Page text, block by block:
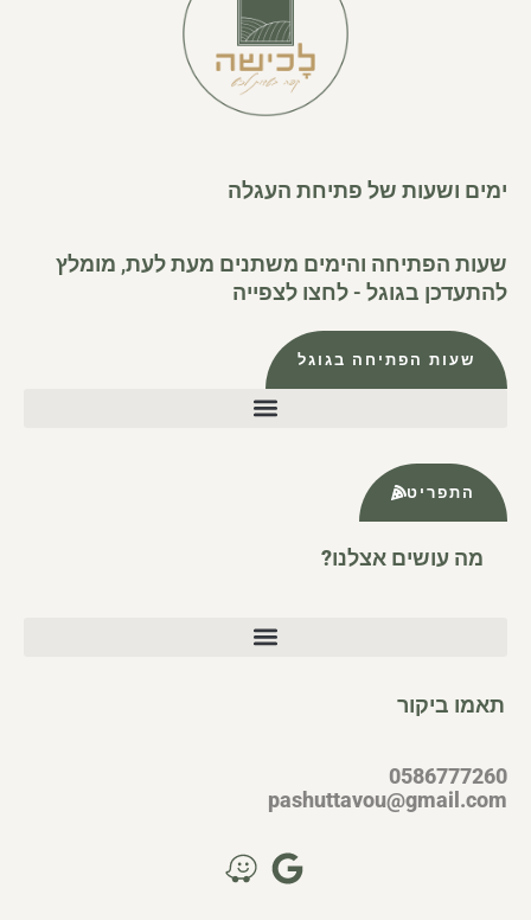
ימים ושעות של פתיחת העגלה
שעות הפתיחה והימים משתנים מעת לעת, מומלץ
להתעדכן בגוגל - לחצו לצפייה
שעות הפתיחה בגוגל
התפריט
מה עושים אצלנו?
תאמו ביקור
0586777260
pashuttavou@gmail.com